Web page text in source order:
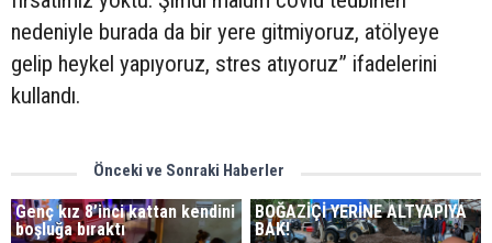
nedeniyle burada da bir yere gitmiyoruz, atölyeye
gelip heykel yapıyoruz, stres atıyoruz” ifadelerini
kullandı.
Önceki ve Sonraki Haberler
Genç kız 8’inci kattan kendini
boşluğa bıraktı
BOĞAZİÇİ YERİNE ALTYAPIYA
BAK!